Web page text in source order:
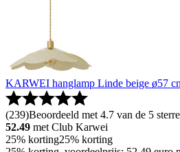
KARWEI hanglamp Linde beige ø57
(239)Beoordeeld met 4.7 van de 5
52.49 met Club Karwei
25% korting25% korting